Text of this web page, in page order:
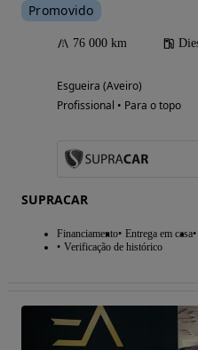
Promovido
76 000 km
Esgueira (Aveiro)
Profissional • Para o topo
SUPRACAR
Financiamento Entrega em casa
Verificação de histórico